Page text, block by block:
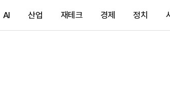
AI 산업 재테크 경제 정치